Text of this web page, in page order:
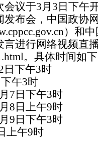
会议于3月 3 日下午
布会，中国政协
）和
进行网络视频直播
。 具体时间如下
日下午3时
下午3时
月 7 日下午3时
月 8 日上午9时
月 9 日下午3时
上午9时